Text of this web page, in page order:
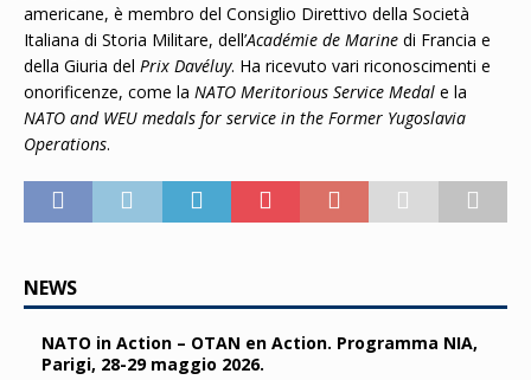
americane, è membro del Consiglio Direttivo della Società
Italiana di Storia Militare, dell’Académie de Marine di Francia e
della Giuria del Prix Davéluy. Ha ricevuto vari riconoscimenti e
onorificenze, come la NATO Meritorious Service Medal e la
NATO and WEU medals for service in the Former Yugoslavia
Operations.
NEWS
NATO in Action – OTAN en Action. Programma NIA,
Parigi, 28-29 maggio 2026.